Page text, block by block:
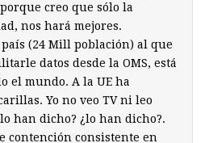
creo que sólo la
nos hará mejores.
(24 Mill población) al que
datos desde la OMS, está
el mundo. A la UE ha
Yo no veo TV ni leo
han dicho? ¿lo han dicho?.
contención consistente en